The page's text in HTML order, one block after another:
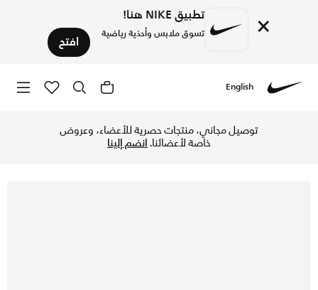
× تطبيق NIKE هنا!
تسوق ملابس وأحذية رياضية افتح
English
توصيل مجاني، منتجات حصرية للأعضاء، وعروض
خاصة لأعضائنا.انضم إلينا